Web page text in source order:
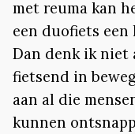
met reuma kan
een duofiets
Dan denk ik niet
fietsend in
aan al die
kunnen